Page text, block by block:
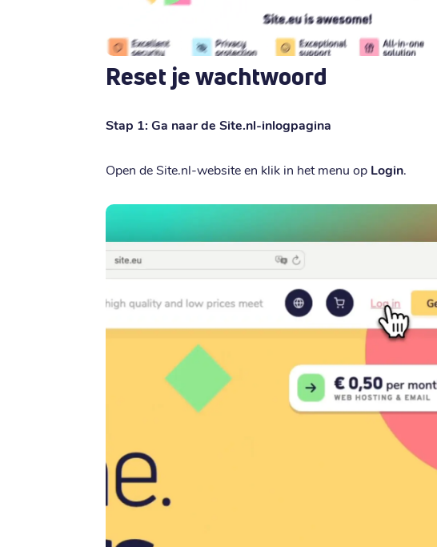
Reset je wachtwoord
Stap 1: Ga naar de Site.nl-inlogpagina
Open de Site.nl-website en klik in het menu op Login.